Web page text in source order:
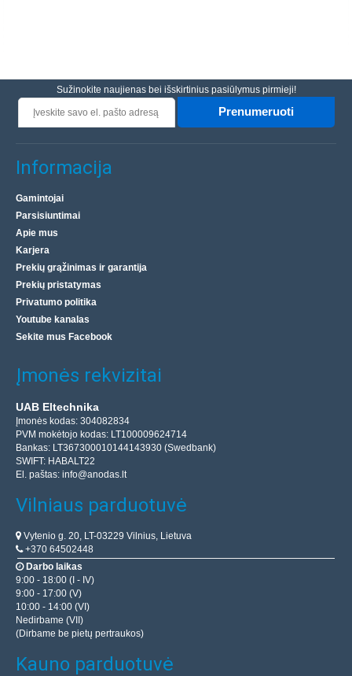
Sužinokite naujienas bei išskirtinius pasiūlymus pirmieji!
Prenumeruoti
Informacija
Gamintojai
Parsisiuntimai
Apie mus
Karjera
Prekių grąžinimas ir garantija
Prekių pristatymas
Privatumo politika
Youtube kanalas
Sekite mus Facebook
Įmonės rekvizitai
UAB Eltechnika
Įmonės kodas: 304082834
PVM mokėtojo kodas: LT100009624714
Bankas: LT367300010144143930 (Swedbank)
SWIFT: HABALT22
El. paštas: info@anodas.lt
Vilniaus parduotuvė
Vytenio g. 20, LT-03229 Vilnius, Lietuva
+370 64502448
Darbo laikas
9:00 - 18:00 (I - IV)
9:00 - 17:00 (V)
10:00 - 14:00 (VI)
Nedirbame (VII)
(Dirbame be pietų pertraukos)
Kauno parduotuvė